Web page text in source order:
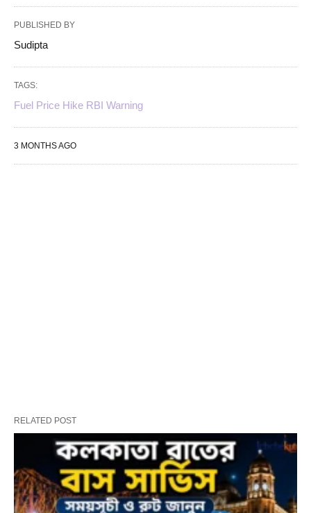
PUBLISHED BY
Sudipta
TAGS:
Fuel Price Hike RBI Warning
3 MONTHS AGO
RELATED POST